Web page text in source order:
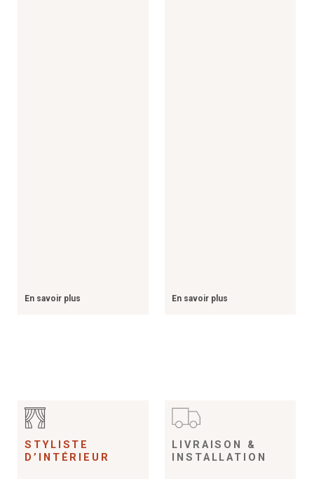
En savoir plus En savoir plus
STYLISTE
D’INTÉRIEUR
LIVRAISON &
INSTALLATION